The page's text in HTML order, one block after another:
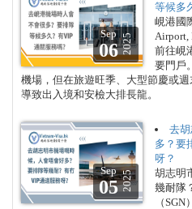
Sep
062025
等候多
峴港國
Airport,
前往峴
要門戶
機場，但在旅遊旺季、大型節慶或
導致出入境和安檢大排長龍。
Sep
052025
去
多？要
呀？
胡志明
幾耐隊
（